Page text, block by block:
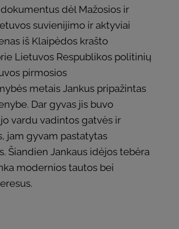
dėl Mažosios ir
suvienijimo ir aktyviai
iš Klaipėdos krašto
Lietuvos Respublikos politinių
pirmosios
metais Jankus pripažintas
Dar gyvas jis buvo
vardu vadintos gatvės ir
jam gyvam pastatytas
Šiandien Jankaus idėjos tebėra
modernios tautos bei